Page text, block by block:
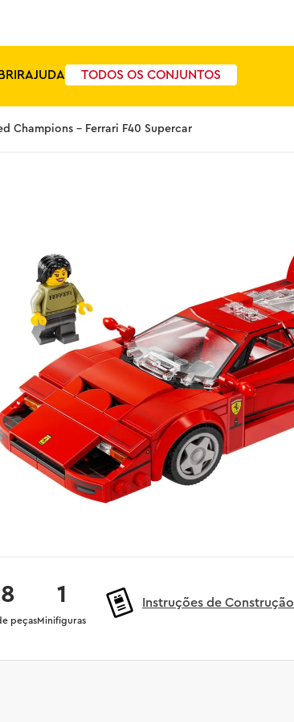
AJUDA TODOS OS CONJUNTOS
Champions - Ferrari F40 Supercar
peças
1
Minifiguras
Instruções de Construção